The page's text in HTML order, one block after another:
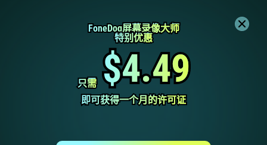
FoneDog屏幕录像大师
FoneDog屏幕录像大师
特别优惠
特别优惠
只需
只需 $4.49
$4.49
即可获得一个月的许可证
即可获得一个月的许可证